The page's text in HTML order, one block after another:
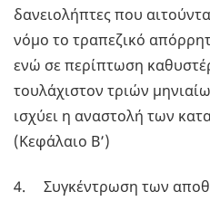
δανειολήπτες που
νόμο το τραπεζικό
ενώ σε περίπτωση
τουλάχιστον τριών
ισχύει η αναστολή των
(Κεφάλαιο Β’)
4. Συγκέντρωση των